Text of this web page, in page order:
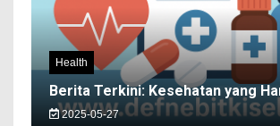
Health
Berita Terkini: Kesehatan yang
2025-05-27